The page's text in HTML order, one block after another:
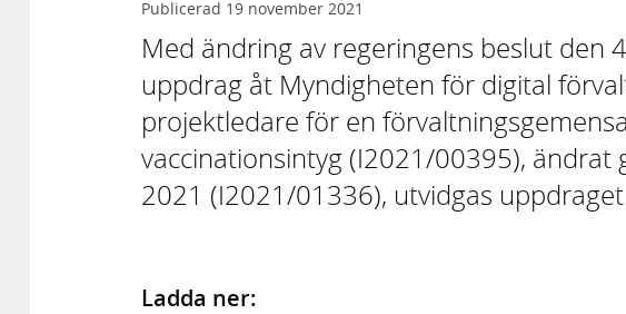
Publicerad 19 november 2021
Med ändring av regeringens beslut den
uppdrag åt Myndigheten för digital
projektledare för en
vaccinationsintyg (I2021/00395), ändrat
2021 (I2021/01336), utvidgas
Ladda ner: